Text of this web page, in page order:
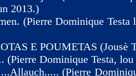
2013.)
(Pierre Dominique Testa
E POUMETAS (Jousè
(Pierre Dominique Testa, lou
(Pierre